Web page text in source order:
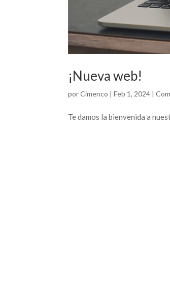
¡Nueva web!
porCimenco |Feb 1, 2024 |
Te damos la bienvenida a